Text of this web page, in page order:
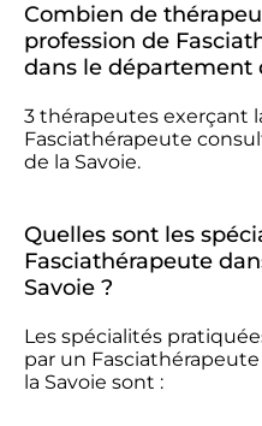
Combien de
profession de
dans le département
3 thérapeutes exerçant
Fasciathérapeute
de la Savoie.
Quelles sont les
Fasciathérapeute
Savoie ?
Les spécialités
par un
la Savoie sont :